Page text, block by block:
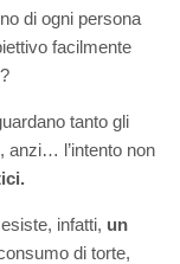
di ogni persona
facilmente
tanto gli
anzi… l’intento non
esiste, infatti, un
di torte,